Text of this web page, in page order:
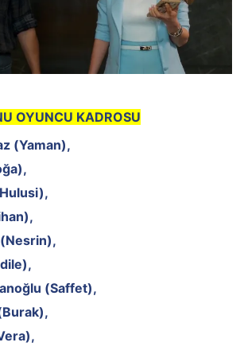
OYUNCU KADROSU
(Yaman),
(Saffet),